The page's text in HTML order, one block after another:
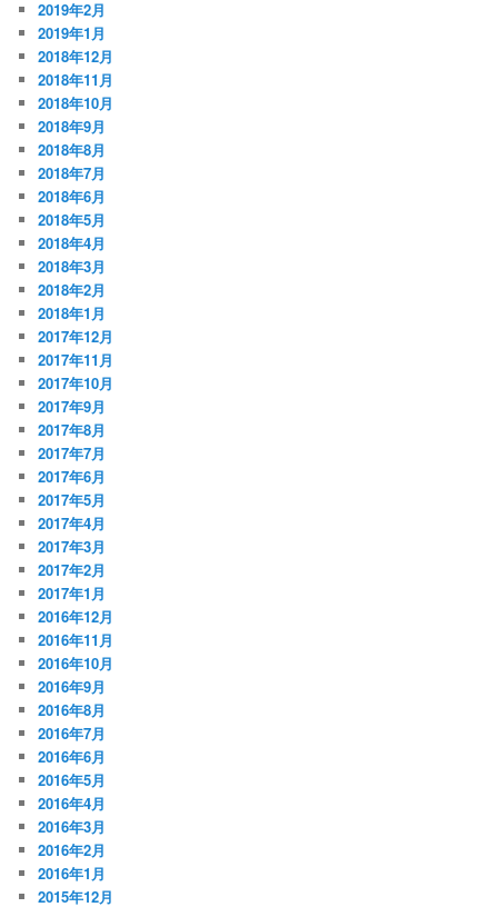
2019年2月
2019年1月
2018年12月
2018年11月
2018年10月
2018年9月
2018年8月
2018年7月
2018年6月
2018年5月
2018年4月
2018年3月
2018年2月
2018年1月
2017年12月
2017年11月
2017年10月
2017年9月
2017年8月
2017年7月
2017年6月
2017年5月
2017年4月
2017年3月
2017年2月
2017年1月
2016年12月
2016年11月
2016年10月
2016年9月
2016年8月
2016年7月
2016年6月
2016年5月
2016年4月
2016年3月
2016年2月
2016年1月
2015年12月